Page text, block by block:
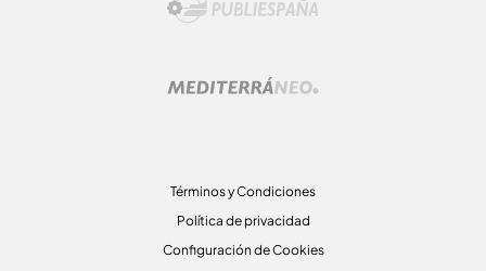
Términos y Condiciones
Política de privacidad
Configuración de Cookies